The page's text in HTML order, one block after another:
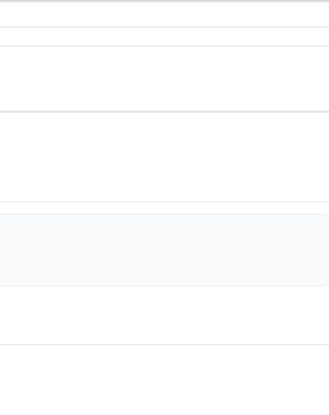
pipetler, misafirler arasında
kâğıt veya geri
çevre dostu pipet
kokteyli, pipetin uzunluğu